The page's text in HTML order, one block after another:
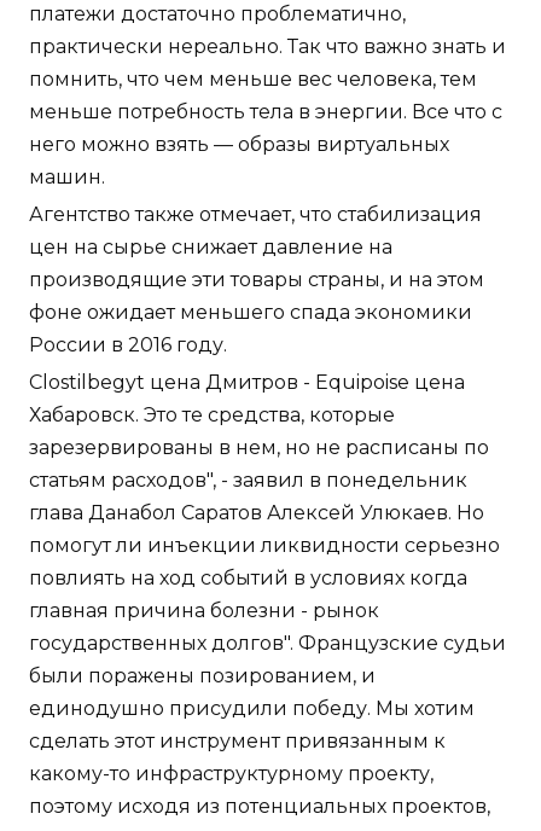
платежи достаточно проблематично,
практически нереально. Так что важно знать и
помнить, что чем меньше вес человека, тем
меньше потребность тела в энергии. Все что с
него можно взять — образы виртуальных
машин.
Агентство также отмечает, что стабилизация
цен на сырье снижает давление на
производящие эти товары страны, и на этом
фоне ожидает меньшего спада экономики
России в 2016 году.
Clostilbegyt цена Дмитров - Equipoise цена
Хабаровск. Это те средства, которые
зарезервированы в нем, но не расписаны по
статьям расходов", - заявил в понедельник
глава Данабол Саратов Алексей Улюкаев. Но
помогут ли инъекции ликвидности серьезно
повлиять на ход событий в условиях когда
главная причина болезни - рынок
государственных долгов". Французские судьи
были поражены позированием, и
единодушно присудили победу. Мы хотим
сделать этот инструмент привязанным к
какому-то инфраструктурному проекту,
поэтому исходя из потенциальных проектов,